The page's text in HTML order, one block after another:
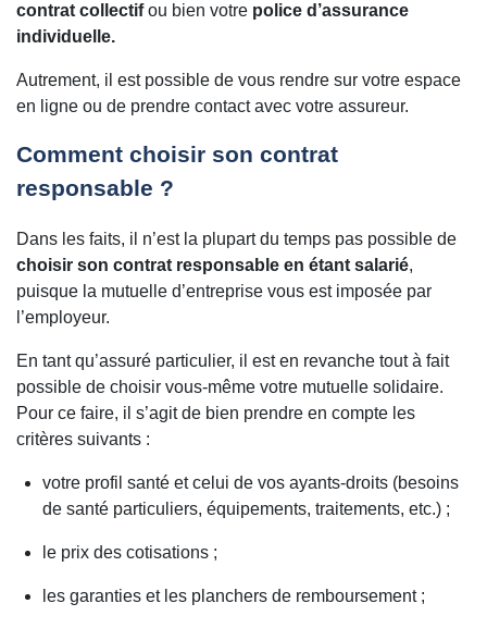
contrat collectifou bien votre police d’assurance
individuelle.
Autrement, il est possible de vous rendre sur votre espace
en ligne ou de prendre contact avec votre assureur.
Comment choisir son contrat
responsable ?
Dans les faits, il n’est la plupart du temps pas possible de
choisir son contrat responsable en étant salarié,
puisque la mutuelle d’entreprise vous est imposée par
l’employeur.
En tant qu’assuré particulier, il est en revanche tout à fait
possible de choisir vous-même votre mutuelle solidaire.
Pour ce faire, il s’agit de bien prendre en compte les
critères suivants :
votre profil santé et celui de vos ayants-droits (besoins
de santé particuliers, équipements, traitements, etc.) ;
le prix des cotisations ;
les garanties et les planchers de remboursement ;